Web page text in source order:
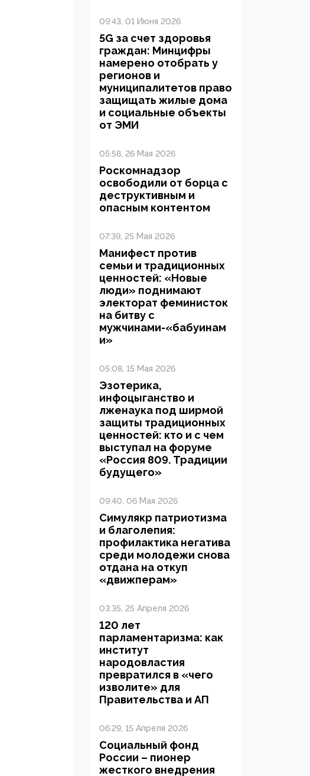
09:43, 01 Июня 2026
5G за счет здоровья
граждан: Минцифры
намерено отобрать у
регионов и
муниципалитетов право
защищать жилые дома
и социальные объекты
от ЭМИ
05:58, 26 Мая 2026
Роскомнадзор
освободили от борца с
деструктивным и
опасным контентом
07:39, 25 Мая 2026
Манифест против
семьи и традиционных
ценностей: «Новые
люди» поднимают
электорат феминисток
на битву с
мужчинами-«бабуинам
и»
05:08, 15 Мая 2026
Эзотерика,
инфоцыганство и
лженаука под ширмой
защиты традиционных
ценностей: кто и с чем
выступал на форуме
«Россия 809. Традиции
будущего»
09:40, 06 Мая 2026
Симулякр патриотизма
и благолепия:
профилактика негатива
среди молодежи снова
отдана на откуп
«движперам»
03:35, 25 Апреля 2026
120 лет
парламентаризма: как
институт
народовластия
превратился в «чего
изволите» для
Правительства и АП
06:29, 15 Апреля 2026
Социальный фонд
России – пионер
жесткого внедрения